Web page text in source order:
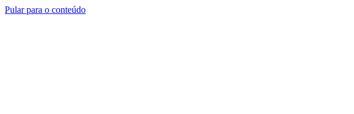
Pular para o conteúdo